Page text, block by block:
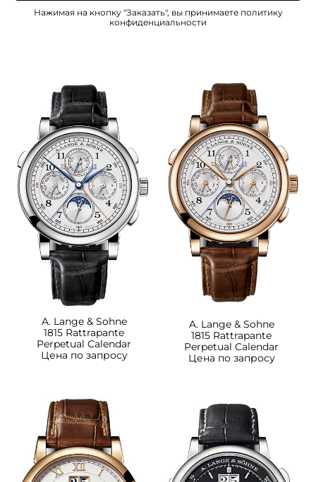
A. Lange & Sohne
1815 Rattrapante
Perpetual Calendar
Цена по запросу
A. Lange & Sohne
1815 Rattrapante
Perpetual Calendar
Цена по запросу
Нажимая на кнопку "Заказать", вы принимаете политику
конфиденциальности